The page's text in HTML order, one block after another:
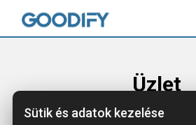
Üzlet
Főoldal Termékek Étkezés & Ivás
Sütik és adatok kezelése